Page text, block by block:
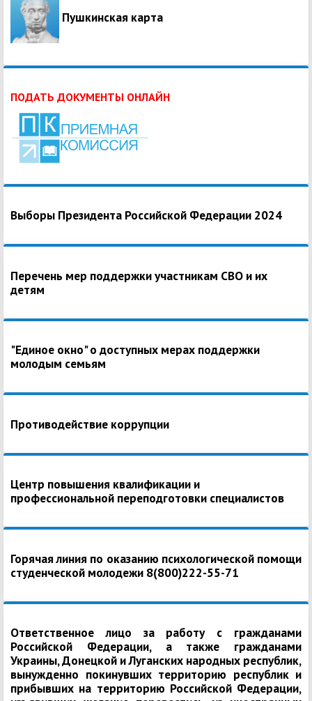
Пушкинская карта
ПОДАТЬ ДОКУМЕНТЫ ОНЛАЙН
Выборы Президента Российской Федерации 2024
Перечень мер поддержки участникам СВО и их
детям
"Единое окно" о доступных мерах поддержки
молодым семьям
Противодействие коррупции
Центр повышения квалификации и
профессиональной переподготовки специалистов
Горячая линия по оказанию психологической помощи
студенческой молодежи 8(800)222-55-71
Ответственное лицо за работу с гражданами
Российской Федерации, а также гражданами
Украины, Донецкой и Луганских народных республик,
вынужденно покинувших территорию республик и
прибывших на территорию Российской Федерации,